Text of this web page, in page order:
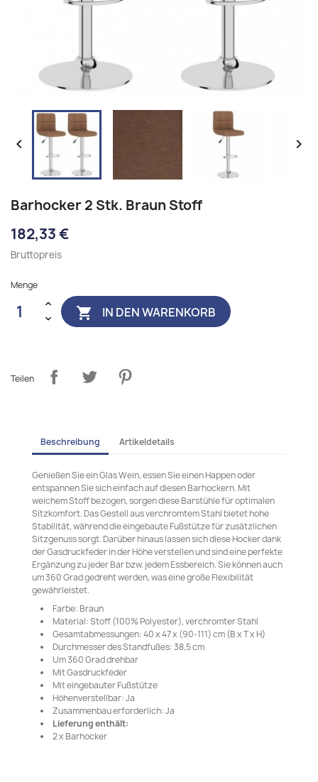
 
Barhocker 2 Stk. Braun Stoff
182,33 €
Bruttopreis
Menge
 IN DEN WARENKORB
Teilen
Beschreibung Artikeldetails
Genießen Sie ein Glas Wein, essen Sie einen Happen oder
entspannen Sie sich einfach auf diesen Barhockern. Mit
weichem Stoff bezogen, sorgen diese Barstühle für optimalen
Sitzkomfort. Das Gestell aus verchromtem Stahl bietet hohe
Stabilität, während die eingebaute Fußstütze für zusätzlichen
Sitzgenuss sorgt. Darüber hinaus lassen sich diese Hocker dank
der Gasdruckfeder in der Höhe verstellen und sind eine perfekte
Ergänzung zu jeder Bar bzw. jedem Essbereich. Sie können auch
um 360 Grad gedreht werden, was eine große Flexibilität
gewährleistet.
Farbe: Braun
Material: Stoff (100% Polyester), verchromter Stahl
Gesamtabmessungen: 40 x 47 x (90-111) cm (B x T x H)
Durchmesser des Standfußes: 38,5 cm
Um 360 Grad drehbar
Mit Gasdruckfeder
Mit eingebauter Fußstütze
Höhenverstellbar: Ja
Zusammenbau erforderlich: Ja
Lieferung enthält:
2 x Barhocker